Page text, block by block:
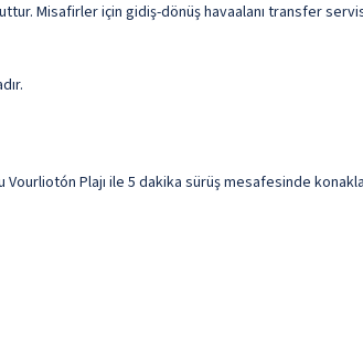
Misafirler için gidiş-dönüş havaalanı
Plajı ile 5 dakika sürüş mesafesinde